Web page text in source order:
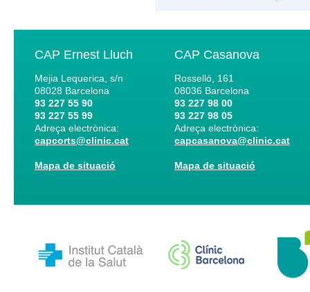
CAP Ernest Lluch
Mejia Lequerica, s/n
08028 Barcelona
93 227 55 90
93 227 55 99
Adreça electrònica:
capcorts@clinic.cat
Mapa de situació
CAP Casanova
Rosselló, 161
08036 Barcelona
93 227 98 00
93 227 98 05
Adreça electrònica:
capcasanova@clinic.cat
Mapa de situació